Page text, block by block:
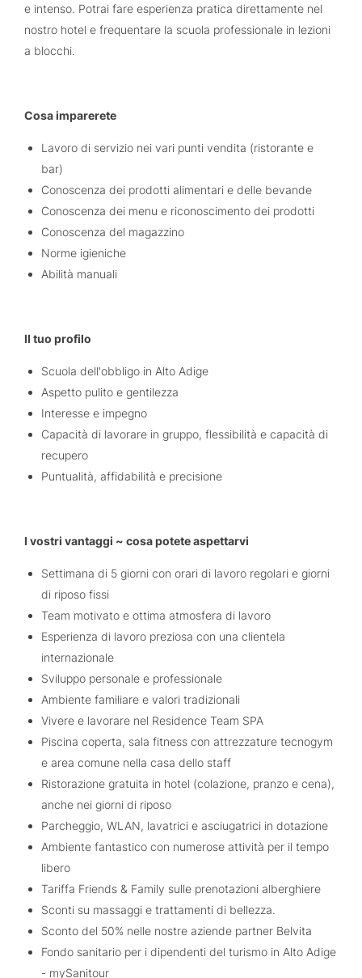
e intenso. Potrai fare esperienza pratica direttamente nel
nostro hotel e frequentare la scuola professionale in lezioni
a blocchi.
Cosa imparerete
Lavoro di servizio nei vari punti vendita (ristorante e
bar)
Conoscenza dei prodotti alimentari e delle bevande
Conoscenza dei menu e riconoscimento dei prodotti
Conoscenza del magazzino
Norme igieniche
Abilità manuali
Il tuo profilo
Scuola dell'obbligo in Alto Adige
Aspetto pulito e gentilezza
Interesse e impegno
Capacità di lavorare in gruppo, flessibilità e capacità di
recupero
Puntualità, affidabilità e precisione
I vostri vantaggi ~ cosa potete aspettarvi
Settimana di 5 giorni con orari di lavoro regolari e giorni
di riposo fissi
Team motivato e ottima atmosfera di lavoro
Esperienza di lavoro preziosa con una clientela
internazionale
Sviluppo personale e professionale
Ambiente familiare e valori tradizionali
Vivere e lavorare nel Residence Team SPA
Piscina coperta, sala fitness con attrezzature tecnogym
e area comune nella casa dello staff
Ristorazione gratuita in hotel (colazione, pranzo e cena),
anche nei giorni di riposo
Parcheggio, WLAN, lavatrici e asciugatrici in dotazione
Ambiente fantastico con numerose attività per il tempo
libero
Tariffa Friends & Family sulle prenotazioni alberghiere
Sconti su massaggi e trattamenti di bellezza.
Sconto del 50% nelle nostre aziende partner Belvita
Fondo sanitario per i dipendenti del turismo in Alto Adige
- mySanitour